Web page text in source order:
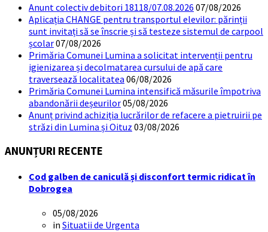
Anunt colectiv debitori 18118/07.08.2026 07/08/2026
Aplicația CHANGE pentru transportul elevilor: părinții
sunt invitați să se înscrie și să testeze sistemul de carpool
școlar07/08/2026
Primăria Comunei Lumina a solicitat intervenții pentru
igienizarea și decolmatarea cursului de apă care
traversează localitatea 06/08/2026
Primăria Comunei Lumina intensifică măsurile împotriva
abandonării deșeurilor05/08/2026
Anunț privind achiziția lucrărilor de refacere a pietruirii pe
străzi din Lumina și Oituz 03/08/2026
ANUNȚURI RECENTE
Cod galben de caniculă și disconfort termic ridicat în
Dobrogea
05/08/2026
in Situatii de Urgenta